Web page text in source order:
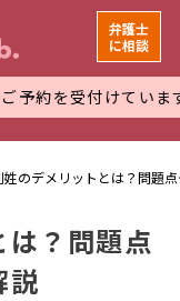
ています。 万全な管
弁護士
に相談
姓のデメリットとは？問題
は？問題点
説